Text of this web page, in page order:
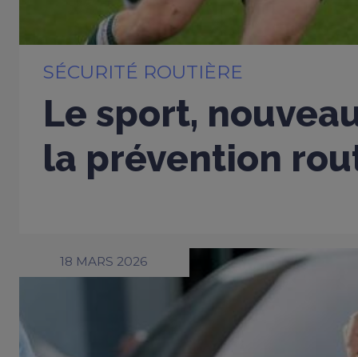
SÉCURITÉ ROUTIÈRE
Le sport,
la prévention
18 MARS 2026